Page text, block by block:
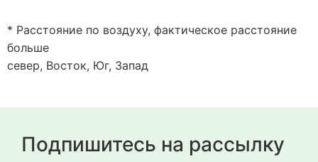
* Расстояние по воздуху, фактическое расстояние
больше
север, Восток, Юг, Запад
Подпишитесь на рассылку